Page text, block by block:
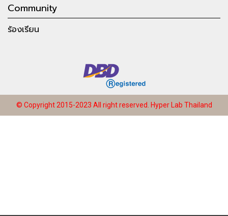
Community
ร้องเรียน
© Copyright 2015-2023 All right reserved. Hyper Lab Thailand